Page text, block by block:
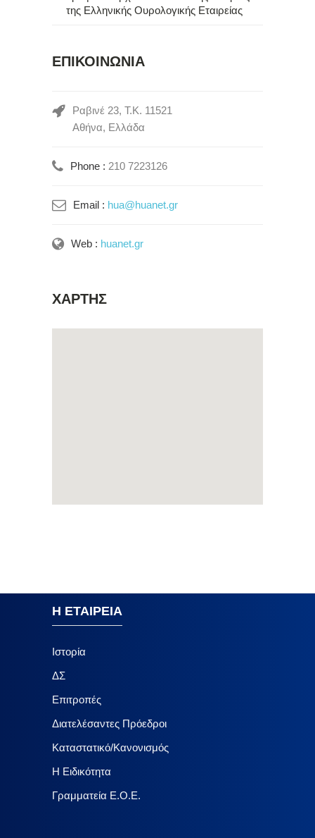
της Ελληνικής Ουρολογικής Εταιρείας
ΕΠΙΚΟΙΝΩΝΙΑ
Ραβινέ 23, Τ.Κ. 11521
Αθήνα, Ελλάδα
Phone : 210 7223126
Email : hua@huanet.gr
Web : huanet.gr
ΧΑΡΤΗΣ
Η ΕΤΑΙΡΕΙΑ
Ιστορία
ΔΣ
Επιτροπές
Διατελέσαντες Πρόεδροι
Καταστατικό/Κανονισμός
Η Ειδικότητα
Γραμματεία Ε.Ο.Ε.